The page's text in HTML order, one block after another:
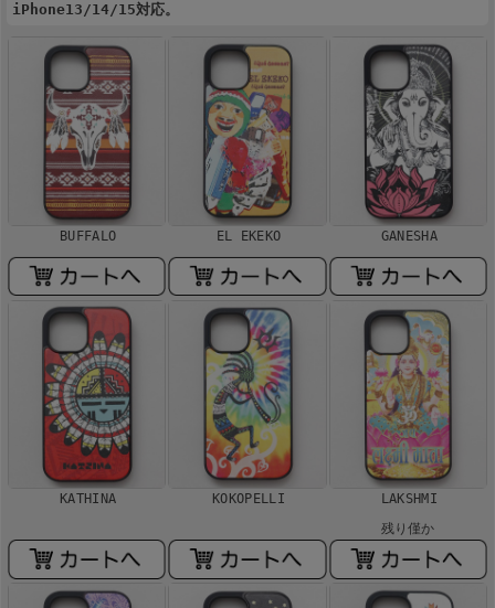
iPhone13/14/15対応。
BUFFALO EL EKEKO GANESHA
KATHINA KOKOPELLI
LAKSHMI
残り僅か